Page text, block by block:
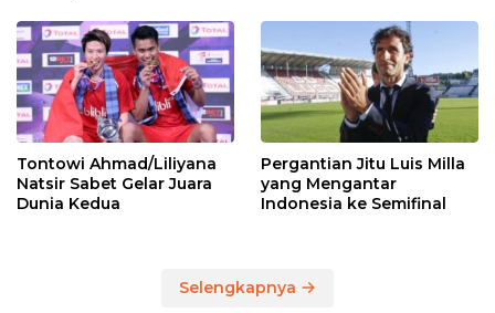
Tontowi Ahmad/Liliyana
Natsir Sabet Gelar Juara
Dunia Kedua
Pergantian Jitu Luis Milla
yang Mengantar
Indonesia ke Semifinal
Selengkapnya